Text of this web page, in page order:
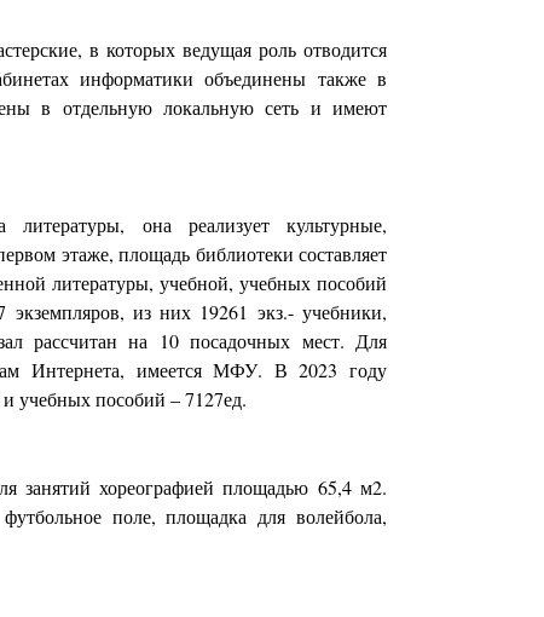
в которых ведущая роль отводится
информатики объединены также в
в отдельную локальную сеть и имеют
она реализует культурные,
этаже, площадь библиотеки составляет
литературы, учебной, учебных пособий
из них 19261 экз.- учебники,
рассчитан на 10 посадочных мест. Для
Интернета, имеется МФУ. В 2023 году
учебных пособий – 7127ед.
занятий хореографией площадью 65,4 м2.
поле, площадка для волейбола,